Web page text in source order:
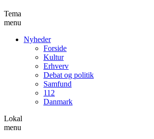
Tema
menu
Nyheder
Forside
Kultur
Erhverv
Debat og politik
Samfund
112
Danmark
Lokal
menu